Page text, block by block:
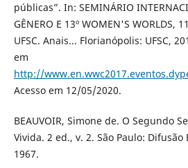
públicas”. In: SEMINÁRIO
GÊNERO E 13º WOMEN'S WORLDS,
UFSC. Anais... Florianópolis: UFSC,
em
http://
Acesso em 12/05/2020.
BEAUVOIR, Simone de. O Segundo
Vivida. 2 ed., v. 2. São Paulo:
1967.